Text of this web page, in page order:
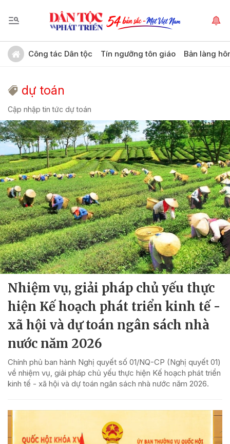
Công tác Dân tộc Tín ngưỡng tôn giáo Bản làng
dự toán
Cập nhập tin tức dự toán
Nhiệm vụ, giải pháp chủ yếu thực
hiện Kế hoạch phát triển kinh tế -
xã hội và dự toán ngân sách nhà
nước năm 2026
Chính phủ ban hành Nghị quyết số 01/NQ-CP (Nghị quyết 01)
về nhiệm vụ, giải pháp chủ yếu thực hiện Kế hoạch phát triển
kinh tế - xã hội và dự toán ngân sách nhà nước năm 2026.